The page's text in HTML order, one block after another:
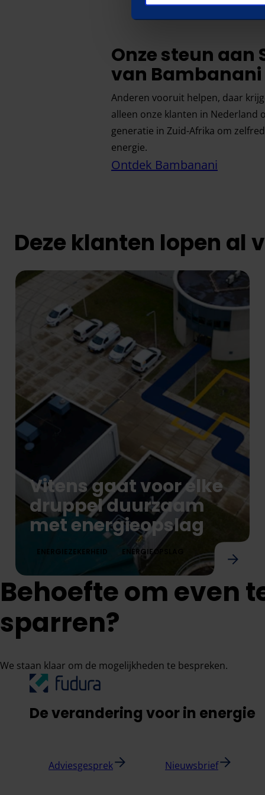
Onze steun aan
van Bambanani
Anderen vooruit helpen, daar
alleen onze klanten in Nederland
generatie in Zuid-Afrika om
energie.
Ontdek Bambanani
Deze klanten lopen al
Vitens gaat voor elke
druppel duurzaam
met energieopslag
ENERGIEZEKERHEID ENERGIEOPSLAG
Vitens gaat voor elke druppel duurzaam met
Behoefte om even
sparren?
We staan klaar om de mogelijkheden te bespreken.
De verandering voor in energie
Adviesgesprek Nieuwsbrief